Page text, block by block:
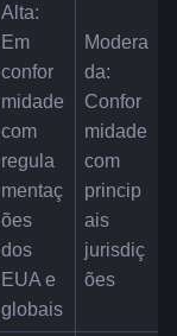
Alta:
Em
confor
midade
com
regula
mentaç
ões
dos
EUA e
globais
Modera
da:
Confor
midade
com
princip
ais
jurisdiç
ões